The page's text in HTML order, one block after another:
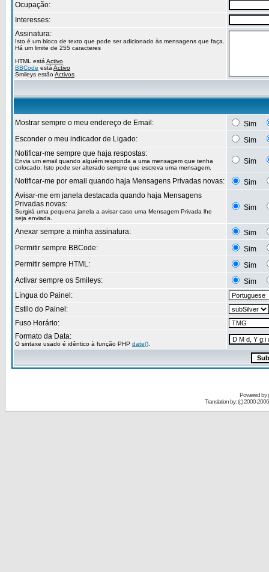
Ocupação:
Interesses:
Assinatura:
Isto é um bloco de texto que pode ser adicionado às mensagens que faça.
Há um limite de 255 caracteres
HTML está Activo
BBCode está Activo
Smileys estãoActivos
Mostrar sempre o meu endereço de Email:
Sim
Esconder o meu indicador de Ligado:
Sim
Notificar-me sempre que haja respostas:
Envia um email quando alguém responda a uma mensagem que tenha
colocado. Isto pode ser alterado sempre que escreva uma mensagem.
Sim
Notificar-me por email quando haja Mensagens Privadas novas:
Sim
Avisar-me em janela destacada quando haja Mensagens
Privadas novas:
Surgirá uma pequena janela a avisar caso uma Mensagem Privada lhe
seja enviada.
Sim
Anexar sempre a minha assinatura:
Sim
Permitir sempre BBCode:
Sim
Permitir sempre HTML:
Sim
Activar sempre os Smileys:
Sim
Língua do Painel:
Estilo do Painel:
Fuso Horário:
Formato da Data:
O sintaxe usado é idêntico à função PHP date()
Powered by
Translation by: (c) 2000-